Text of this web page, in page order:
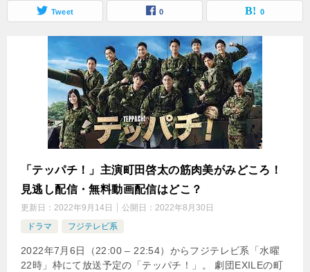
Tweet 0 0
「テッパチ！」主演町田啓太の筋肉美がみどころ！
見逃し配信・無料動画配信はどこ？
更新日： 2022年9月14日 公開日： 2022年8月30日
ドラマ
フジテレビ系
2022年7月6日（22:00 – 22:54）からフジテレビ系「水曜
22時」枠にて放送予定の「テッパチ！」。 劇団EXILEの町